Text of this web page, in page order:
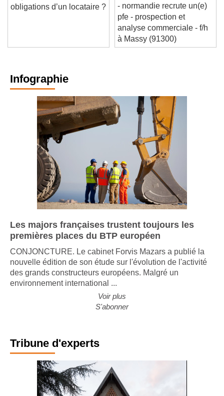
Quelles sont les
Délégation ile-de-france
- normandie recrute un(e)
pfe - prospection et
analyse commerciale - f/h
à Massy (91300)
Infographie
Les majors françaises trustent toujours les
premières places du BTP européen
CONJONCTURE. Le cabinet Forvis Mazars a publié la
nouvelle édition de son étude sur l'évolution de l'activité
des grands constructeurs européens. Malgré un
Voir plus
Tribune d'experts